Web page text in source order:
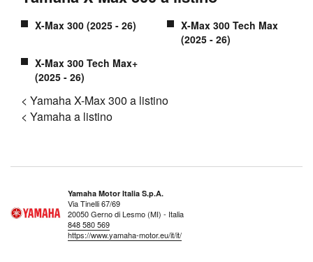
X-Max 300 (2025 - 26)
X-Max 300 Tech Max
(2025 - 26)
X-Max 300 Tech Max+
(2025 - 26)
< Yamaha X-Max 300 a listino
< Yamaha a listino
Yamaha Motor Italia S.p.A.
Via Tinelli 67/69
20050 Gerno di Lesmo (MI) - Italia
848 580 569
https://www.yamaha-motor.eu/it/it/